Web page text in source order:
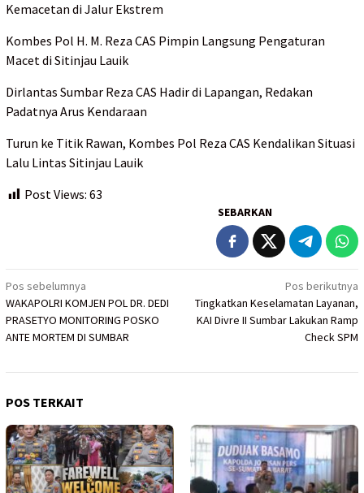
Kemacetan di Jalur Ekstrem
Kombes Pol H. M. Reza CAS Pimpin Langsung Pengaturan
Macet di Sitinjau Lauik
Dirlantas Sumbar Reza CAS Hadir di Lapangan, Redakan
Padatnya Arus Kendaraan
Turun ke Titik Rawan, Kombes Pol Reza CAS Kendalikan Situasi
Lalu Lintas Sitinjau Lauik
Post Views: 63
SEBARKAN
Navigasi
pos
Pos sebelumnya
WAKAPOLRI KOMJEN POL DR. DEDI
PRASETYO MONITORING POSKO
ANTE MORTEM DI SUMBAR
Pos berikutnya
Tingkatkan Keselamatan Layanan,
KAI Divre II Sumbar Lakukan Ramp
Check SPM
POS TERKAIT